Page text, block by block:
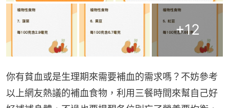
+12
你有貧血或是生理期來需要補血的需求嗎？不妨參考
以上網友熱議的補血食物，利用三餐時間來幫自己好